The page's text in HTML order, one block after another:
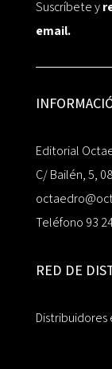
Suscríbete y
email.
Editorial
C/ Bailén, 5,
Teléfono 93
RED DE
Distribuidores